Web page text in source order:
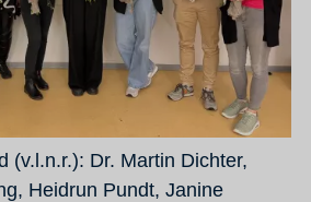
(v.l.n.r.): Dr. Martin Dichter,
Heidrun Pundt, Janine